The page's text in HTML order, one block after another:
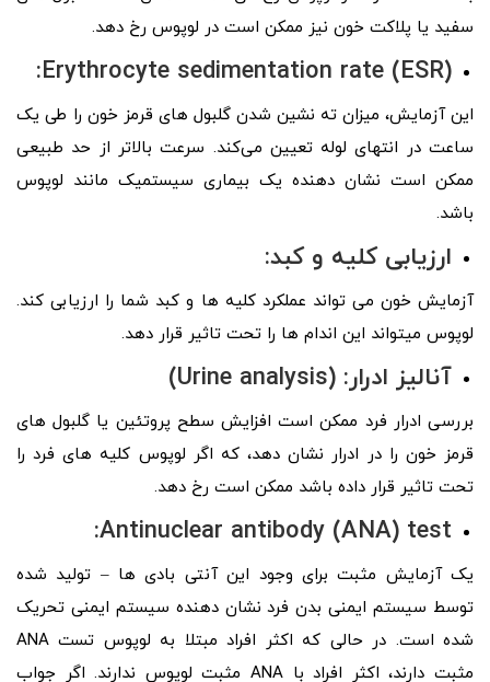
سفید یا پلاکت خون نیز ممکن است در لوپوس رخ دهد.
Erythrocyte sedimentation rate (ESR):
این آزمایش، میزان ته نشین شدن گلبول‌ های قرمز خون را طی یک
ساعت در انتهای لوله تعیین می‌کند. سرعت بالاتر از حد طبیعی
ممکن است نشان دهنده یک بیماری سیستمیک مانند لوپوس
باشد.
ارزیابی کلیه و کبد:
آزمایش خون می تواند عملکرد کلیه ها و کبد شما را ارزیابی کند.
لوپوس میتواند این اندام‌ ها را تحت تاثیر قرار دهد.
آنالیز ادرار: (Urine analysis
)
بررسی ادرار فرد ممکن است افزایش سطح پروتئین یا گلبول های
قرمز خون را در ادرار نشان دهد، که اگر لوپوس کلیه های فرد را
تحت تاثیر قرار داده باشد ممکن است رخ دهد.
Antinuclear antibody (ANA) test:
یک آزمایش مثبت برای وجود این آنتی بادی ها – تولید شده
توسط سیستم ایمنی بدن فرد نشان دهنده سیستم ایمنی تحریک
شده است. در حالی که اکثر افراد مبتلا به لوپوس تست ANA
مثبت دارند، اکثر افراد با ANA مثبت لوپوس ندارند. اگر جواب